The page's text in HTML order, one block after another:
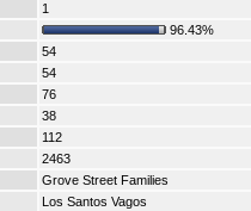
1
96.43%
54
54
76
38
112
2463
Grove Street Families
Los Santos Vagos